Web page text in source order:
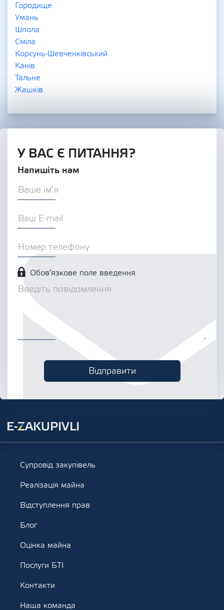
Городище
Умань
Шпола
Сміла
Корсунь-Шевченківський
Канів
Тальне
Жашків
У ВАС Є ПИТАННЯ?
Напишіть нам
Обов’язкове поле введення
Супровід закупівель
Реалізація майна
Відступлення прав
Блог
Оцінка майна
Послуги БТІ
Контакти
Наша команда